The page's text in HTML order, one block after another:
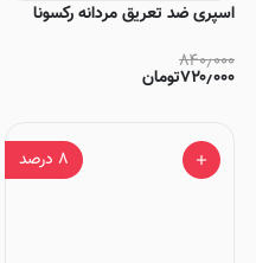
اسپری ضد تعریق مردانه رکسونا
۸۴۰٫۰۰۰
۷۲۰٫۰۰۰تومان
۸درصد